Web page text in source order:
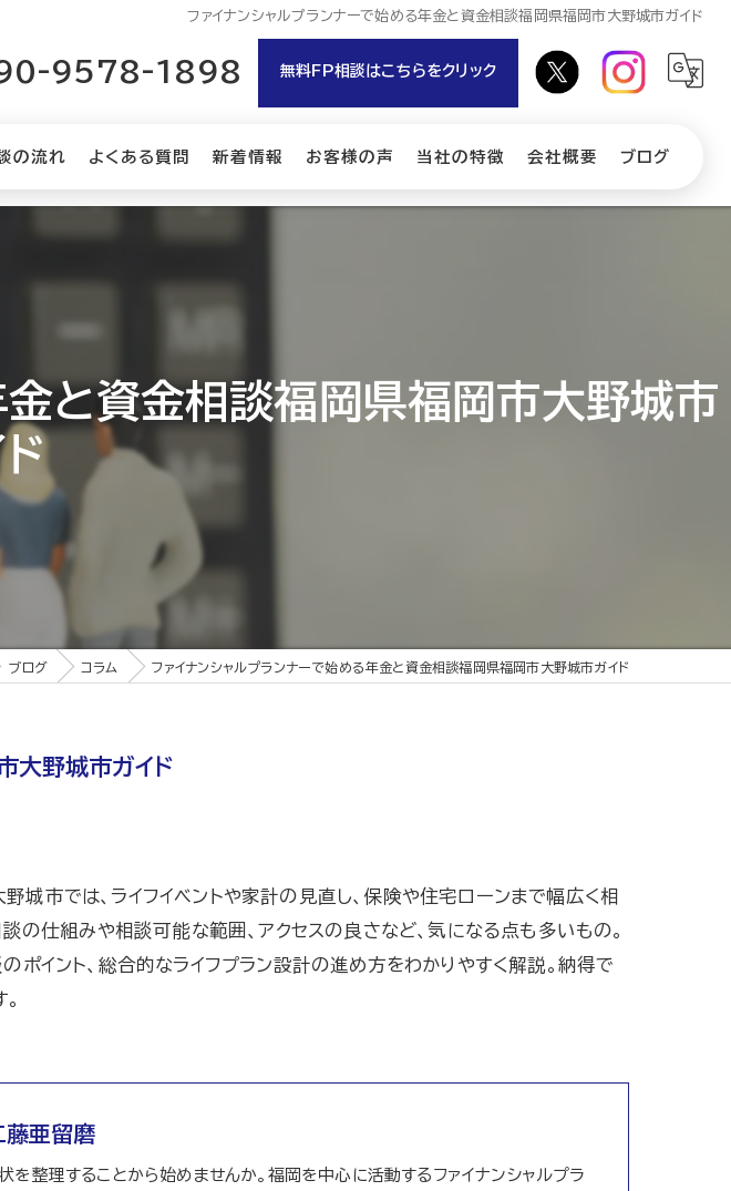
ファイナンシャルプランナーで始める年金と資金相談福岡県福岡市大野城市ガイド
9578-1898 無料FP相談はこちらをクリック
の流れ よくある質問 新着情報 お客様の声 当社の特徴
NISA
会社概要 ブログ
金と資金相談福岡県福岡市大野城市
ブログ コラム ファイナンシャルプランナーで始める年金と資金相談福岡県福岡市大野城市ガイド
大野城市ガイド
市では、ライフイベントや家計の見直し、保険や住宅ローンまで幅広く相
の仕組みや相談可能な範囲、アクセスの良さなど、気になる点も多いもの。
イント、総合的なライフプラン設計の進め方をわかりやすく解説。納得で
藤亜留磨
整理することから始めませんか。福岡を中心に活動するファイナンシャルプラ